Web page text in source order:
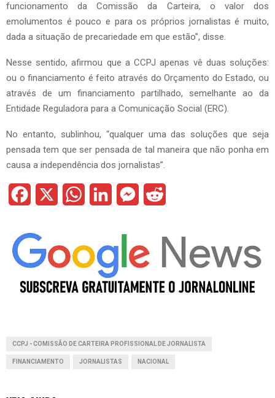
funcionamento da Comissão da Carteira, o valor dos
emolumentos é pouco e para os próprios jornalistas é muito,
dada a situação de precariedade em que estão”, disse.
Nesse sentido, afirmou que a CCPJ apenas vê duas soluções:
ou o financiamento é feito através do Orçamento do Estado, ou
através de um financiamento partilhado, semelhante ao da
Entidade Reguladora para a Comunicação Social (ERC).
No entanto, sublinhou, “qualquer uma das soluções que seja
pensada tem que ser pensada de tal maneira que não ponha em
causa a independência dos jornalistas”.
c
e
b
k
t
s
p
k
e
n
M
s
e
e
d
CCPJ - COMISSÃO DE CARTEIRA PROFISSIONAL DE JORNALISTA
FINANCIAMENTO JORNALISTAS NACIONAL